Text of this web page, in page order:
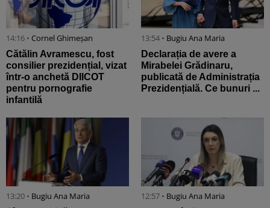
14:16 • Cornel Ghimeșan
Cătălin Avramescu, fost
consilier prezidențial, vizat
într-o anchetă DIICOT
pentru pornografie
infantilă
13:54 • Bugiu ⁠Ana Maria
Declarația de avere a
Mirabelei Grădinaru,
publicată de Administrația
Prezidențială. Ce bunuri ...
13:20 • Bugiu ⁠Ana Maria 12:57 • Bugiu ⁠Ana Maria